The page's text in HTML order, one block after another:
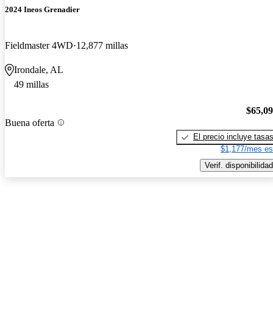
2024 Ineos Grenadier
Fieldmaster 4WD 12,877 millas
Irondale, AL
49 millas
Buena oferta
El precio incluye tasas
$1,177/mes
Verif. disponibilidad